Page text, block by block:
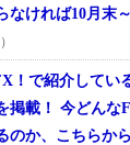
なければ10月末
！で紹介してい
掲載！ 今どんな
のか、こちらか